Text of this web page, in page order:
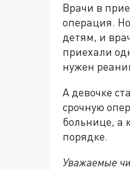
Врачи в
операция.
детям, и
приехали
нужен
А девочке
срочную
больнице, а
порядке.
Уважаемые